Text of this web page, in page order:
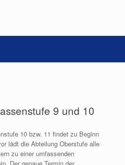
9 und 10
10 bzw. 11 findet zu Beginn
lädt die Abteilung Oberstufe alle
zu einer umfassenden